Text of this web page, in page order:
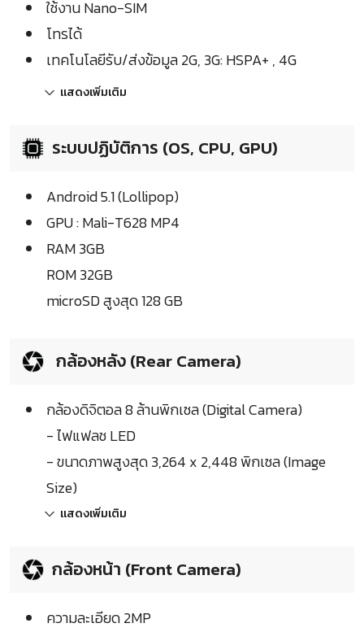
ใช้งาน Nano-SIM
โทรได้
เทคโนโลยีรับ/ส่งข้อมูล 2G, 3G: HSPA+ , 4G
แสดงเพิ่มเติม
ระบบปฏิบัติการ (OS, CPU, GPU)
Android 5.1 (Lollipop)
GPU : Mali-T628 MP4
RAM 3GB
ROM 32GB
microSD สูงสุด 128 GB
กล้องหลัง (Rear Camera)
กล้องดิจิตอล 8 ล้านพิกเซล (Digital Camera)
- ไฟแฟลช LED
- ขนาดภาพสูงสุด 3,264 x 2,448 พิกเซล (Image
Size)
แสดงเพิ่มเติม
กล้องหน้า (Front Camera)
ความละเอียด 2MP